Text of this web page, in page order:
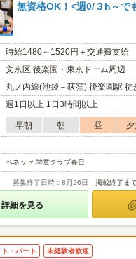
無資格OK！<週0/３h～
時給1480～1520円＋交通費支給
文京区 後楽園・東京ドーム周辺
丸ノ内線(池袋－荻窪) 後楽園駅 徒
週1日以上 1日3時間以上
早朝 朝 昼
ベネッセ 学童クラブ春日
募集終了日時：8月26日 掲載終了ま
詳細を見る
・パート 未経験者歓迎